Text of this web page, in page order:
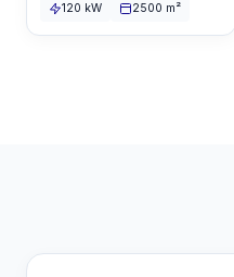
120 kW 2500 m²